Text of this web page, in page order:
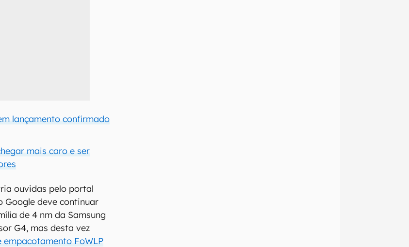
lançamento confirmado
mais caro e ser
ouvidas pelo portal
Google deve continuar
de 4 nm da Samsung
G4, mas desta vez
empacotamento FoWLP